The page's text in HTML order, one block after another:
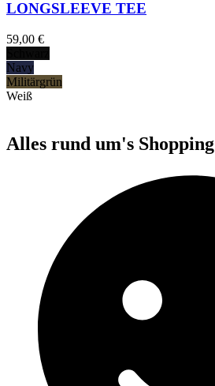
LONGSLEEVE TEE
59,00 €
Navy
Militärgrün
Weiß
Alles rund um's Shopping